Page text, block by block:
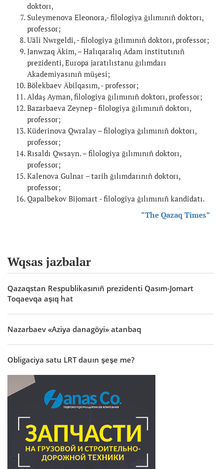
doktorı,
Suleymenova Eleonora,- filologiya ğılımınıñ doktorı,
professor;
Uäli Nwrgeldi, - filologiya ğılımınıñ doktorı, professor;
Janwzaq Äkim, – Halıqaralıq Adam institutınıñ
prezidenti, Europa jaratılıstanu ğılımdarı
Akademiyasınıñ müşesi;
Bölekbaev Äbilqasım, - professor;
Aldaş Ayman, filologiya ğılımınıñ doktorı, professor;
Bazarbaeva Zeynep - filologiya ğılımınıñ doktorı,
professor;
Küderinova Qwralay – filologiya ğılımınıñ doktorı,
professor;
Rısaldı Qwsayn. – filologiya ğılımınıñ doktorı,
professor;
Kalenova Gulnar – tarih ğılımdarınıñ doktorı,
professor;
Qapalbekov Bijomart - filologiya ğılımınıñ kandidatı.
“The Qazaq Times”
Wqsas jazbalar
Qazaqstan Respublikasınıñ prezidenti Qasım-Jomart
Toqaevqa aşıq hat
Nazarbaev «Aziya danagöyi» atanbaq
Obligaciya satu LRT dauın şeşe me?